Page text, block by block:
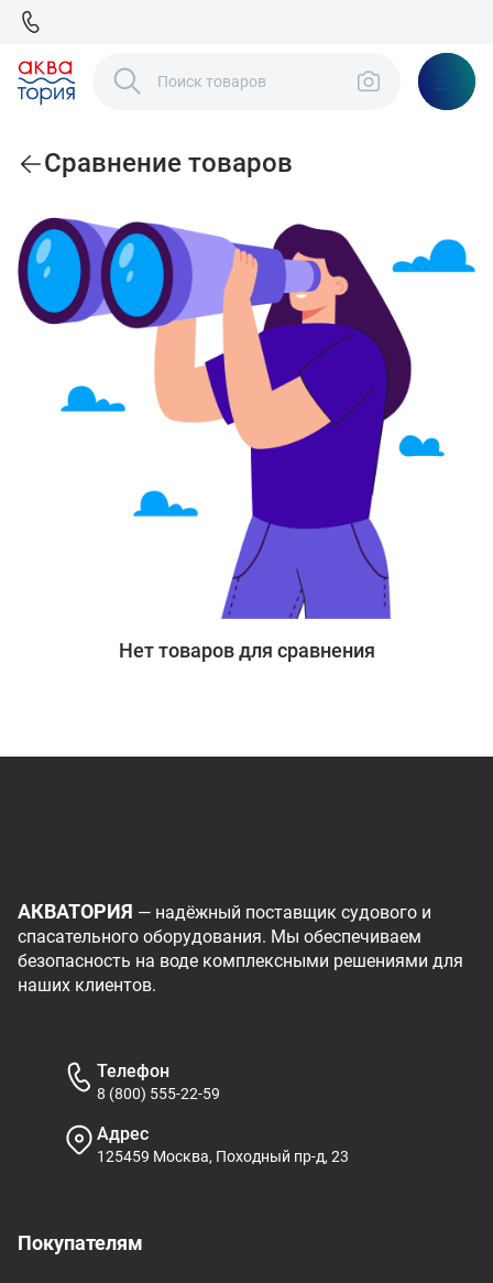
Сравнение товаров
Нет товаров для сравнения
АКВАТОРИЯ — надёжный поставщик судового и
спасательного оборудования. Мы обеспечиваем
безопасность на воде комплексными решениями для
наших клиентов.
Покупателям
Телефон
8 (800) 555-22-59
Адрес
125459 Москва, Походный пр-д, 23